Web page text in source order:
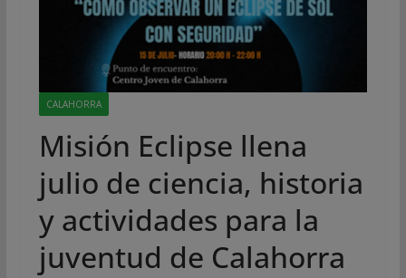
CALAHORRA
Misión Eclipse llena
julio de ciencia, historia
y actividades para la
juventud de Calahorra